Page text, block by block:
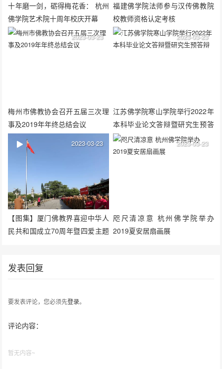
十年磨一剑，砺得梅花香： 杭州
佛学院艺术院十周年校庆开幕
福建佛学院法师参与汉传佛教院
校教师资格认定考核
梅州市佛教协会召开五届三次理
事及2019年年终总结会议
2023-03-23
江苏佛学院寒山学院举行2022年
本科毕业论文答辩暨研究生预答
辩
2023-03-23
【图集】厦门佛教界喜迎中华人
民共和国成立70周年暨四爱主题
2023-03-23
咫尺清凉意 杭州佛学院举办
2019夏安居扇画展
2023-03-23
发表回复
要发表评论，您必须先登录。
评论内容：
暂无内容~